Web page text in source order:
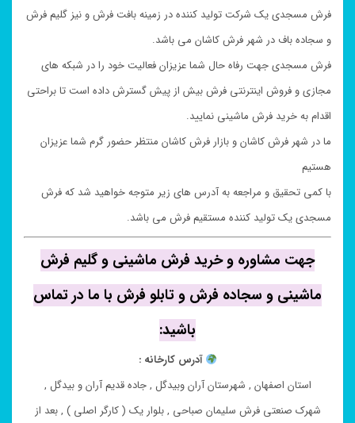
فرش مسجدی یک شرکت تولید کننده در زمینه بافت فرش و نیز گلیم فرش
و سجاده باف در شهر فرش کاشان می باشد.
فرش مسجدی جهت رفاه حال شما عزیزان فعالیت خود را در شبکه های
مجازی و فروش اینترنتی فرش بیش از پیش گسترش داده است تا براحتی
اقدام به خرید فرش ماشینی نمایید.
ما در شهر فرش کاشان و بازار فرش کاشان منتظر حضور گرم شما عزیزان
هستیم
با کمی تحقیق و مراجعه به آدرس های زیر متوجه خواهید شد که فرش
مسجدی یک تولید کننده مستقیم فرش می باشد.
جهت مشاوره و خرید فرش ماشینی و گلیم فرش
ماشینی و سجاده فرش و تابلو فرش با ما در تماس
باشید:
آدرس کارخانه :
استان اصفهان , شهرستان آران وبیدگل , جاده قدیم آران و بیدگل ,
شهرک صنعتی فرش سلیمان صباحی , بلوار یک ( کارگر اصلی ) , بعد از